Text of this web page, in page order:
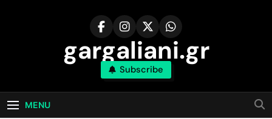
gargaliani.gr
Subscribe
MENU